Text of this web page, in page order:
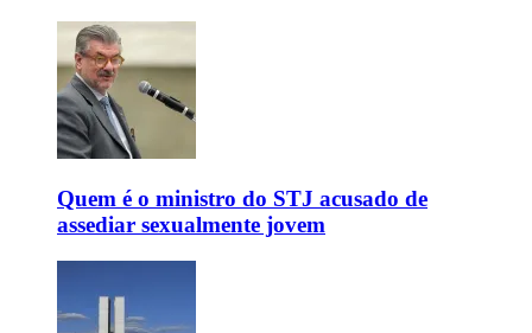
Quem é o ministro do STJ acusado de
assediar sexualmente jovem